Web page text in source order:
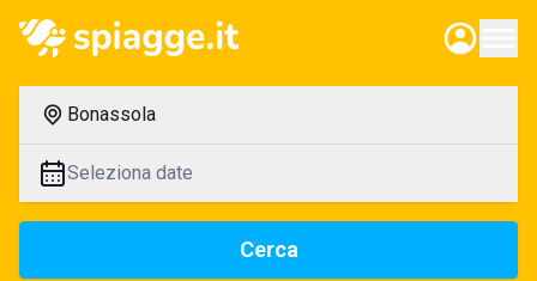
Bonassola
Seleziona date
Cerca